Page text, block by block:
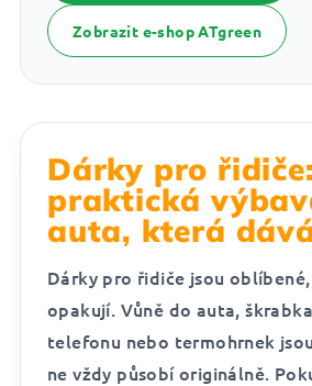
Zobrazit e-shop ATgreen
Dárky pro řidiče:
praktická
auta, která
Dárky pro řidiče jsou
opakují. Vůně do auta,
telefonu nebo termohrnek
ne vždy působí originálně.